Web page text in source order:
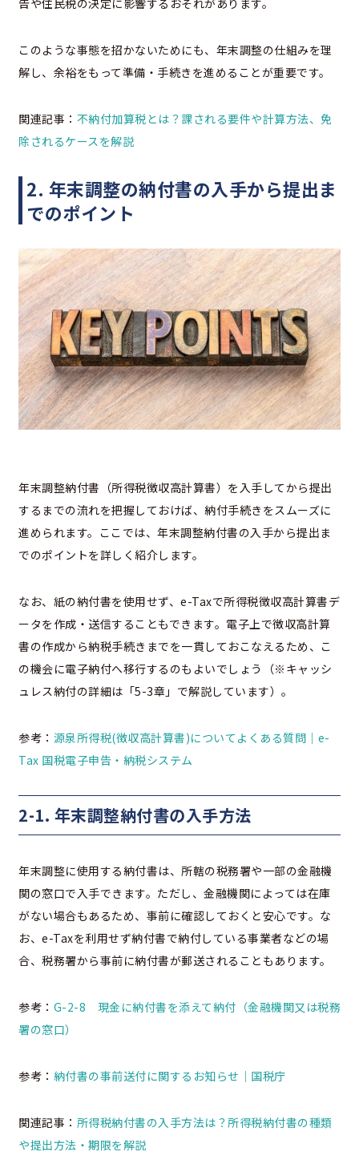
このような事態を招かないためにも、年末調整の仕組みを理
解し、余裕をもって準備・手続きを進めることが重要です。
関連記事： 不納付加算税とは？課される要件や計算方法、免
除されるケースを解説
2. 年末調整の納付書の入手から提出ま
でのポイント
年末調整納付書 （所得税徴収高計算書） を入手してから提出
するまでの流れを把握しておけば、納付手続きをスムーズに
進められます。ここでは、年末調整納付書の入手から提出ま
でのポイントを詳しく紹介します。
なお、紙の納付書を使用せず、e-Taxで所得税徴収高計算書デ
ータを作成・送信することもできます。電子上で徴収高計算
書の作成から納税手続きまでを一貫しておこなえるため、こ
の機会に電子納付へ移行するのもよいでしょう（※キャッシ
ュレス納付の詳細は「5-3章」で解説しています）。
参考： 源泉所得税(徴収高計算書)についてよくある質問｜e-
Tax 国税電子申告・納税システム
2-1. 年末調整納付書の入手方法
年末調整に使用する納付書は、所轄の税務署や一部の金融機
関の窓口で入手できます。ただし、金融機関によっては在庫
がない場合もあるため、事前に確認しておくと安心です。な
お、e-Taxを利用せず納付書で納付している事業者などの場
合、税務署から事前に納付書が郵送されることもあります。
参考： G-2-8 現金に納付書を添えて納付（金融機関又は税務
署の窓口）
参考： 納付書の事前送付に関するお知らせ｜国税庁
関連記事： 所得税納付書の入手方法は？所得税納付書の種類
や提出方法・期限を解説